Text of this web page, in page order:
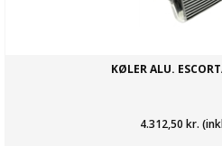
KØLER ALU.
4.312,50 kr.